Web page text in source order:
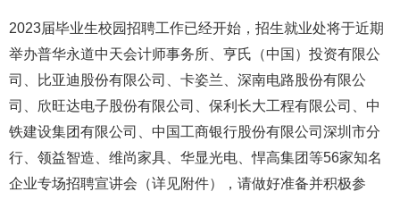
2023届毕业生校园招聘工作已经开始，招生就业处将于近期
举办普华永道中天会计师事务所、亨氏（中国）投资有限公
司、比亚迪股份有限公司、卡姿兰、深南电路股份有限公
司、欣旺达电子股份有限公司、保利长大工程有限公司、中
铁建设集团有限公司、中国工商银行股份有限公司深圳市分
行、领益智造、维尚家具、华显光电、悍高集团等56家知名
企业专场招聘宣讲会（详见附件），请做好准备并积极参